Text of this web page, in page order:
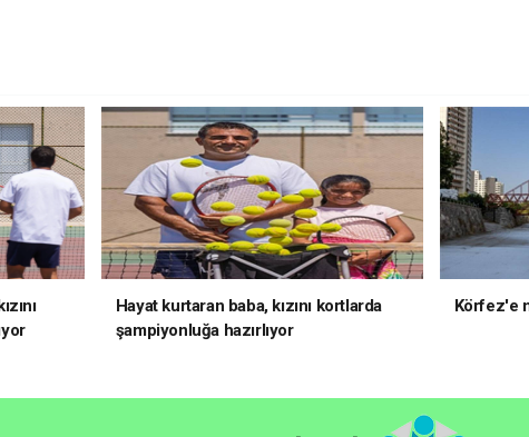
Hayat kurtaran baba, kızını kortlarda
şampiyonluğa hazırlıyor
Körfez'e